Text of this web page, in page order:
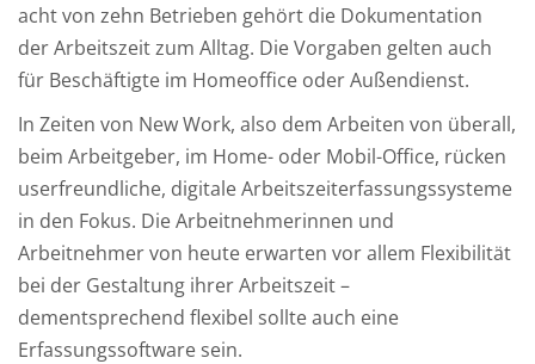
acht von zehn Betrieben gehört die Dokumentation
der Arbeitszeit zum Alltag. Die Vorgaben gelten auch
für Beschäftigte im Homeoffice oder Außendienst.
In Zeiten von New Work, also dem Arbeiten von überall,
beim Arbeitgeber, im Home- oder Mobil-Office, rücken
userfreundliche, digitale Arbeitszeiterfassungssysteme
in den Fokus. Die Arbeitnehmerinnen und
Arbeitnehmer von heute erwarten vor allem Flexibilität
bei der Gestaltung ihrer Arbeitszeit –
dementsprechend flexibel sollte auch eine
Erfassungssoftware sein.